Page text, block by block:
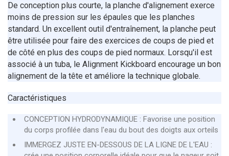
De conception plus courte, la planche d'alignement exerce
moins de pression sur les épaules que les planches
standard. Un excellent outil d'entraînement, la planche peut
être utilisée pour faire des exercices de coups de pied et
de côté en plus des coups de pied normaux. Lorsqu'il est
associé à un tuba, le Alignment Kickboard encourage un bon
alignement de la tête et améliore la technique globale.
Caractéristiques
CONCEPTION HYDRODYNAMIQUE : Favorise une position
du corps profilée dans l'eau du bout des doigts aux orteils
IMMERGEZ JUSTE EN-DESSOUS DE LA LIGNE DE L'EAU :